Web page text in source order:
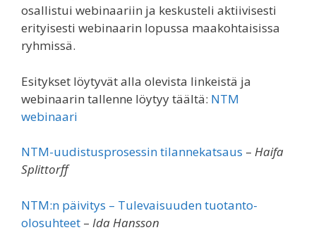
osallistui webinaariin ja keskusteli aktiivisesti
erityisesti webinaarin lopussa maakohtaisissa
ryhmissä.
Esitykset löytyvät alla olevista linkeistä ja
webinaarin tallenne löytyy täältä: NTM
webinaari
NTM-uudistusprosessin tilannekatsaus – Haifa
Splittorff
NTM:n päivitys – Tulevaisuuden tuotanto-
olosuhteet – Ida Hansson